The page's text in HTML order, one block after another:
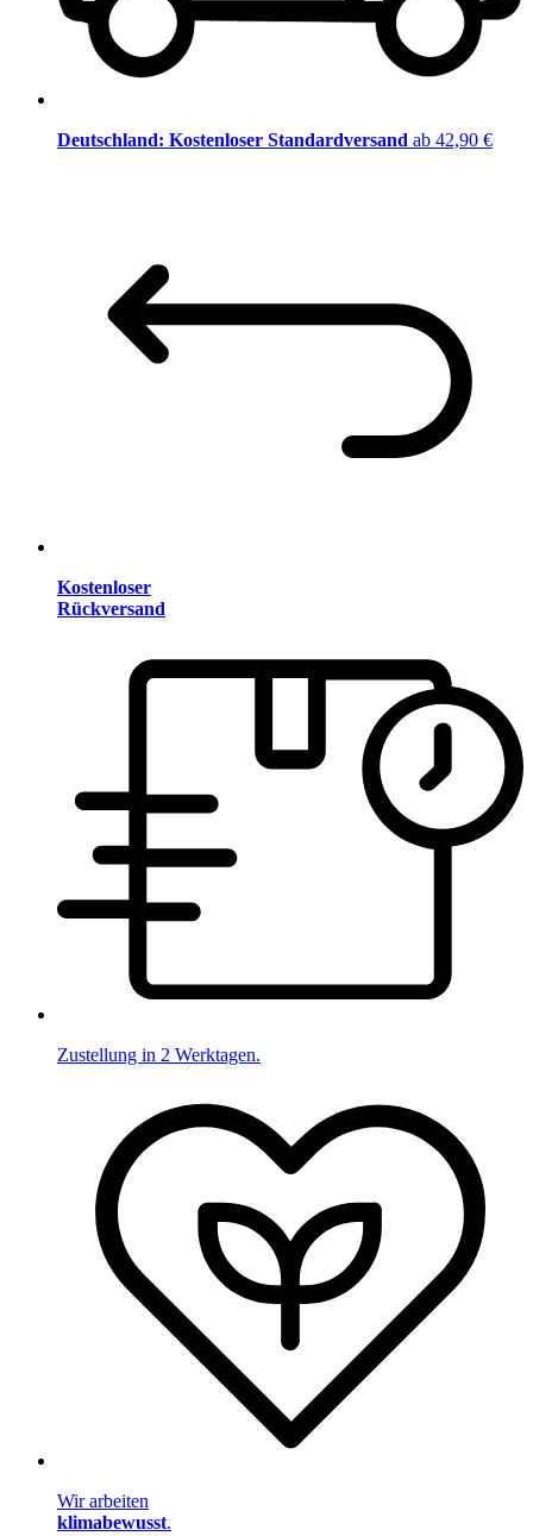
Deutschland: Kostenloser Standardversand ab 42,90 €
Kostenloser
Rückversand
Zustellung in 2 Werktagen.
Wir arbeiten
klimabewusst.